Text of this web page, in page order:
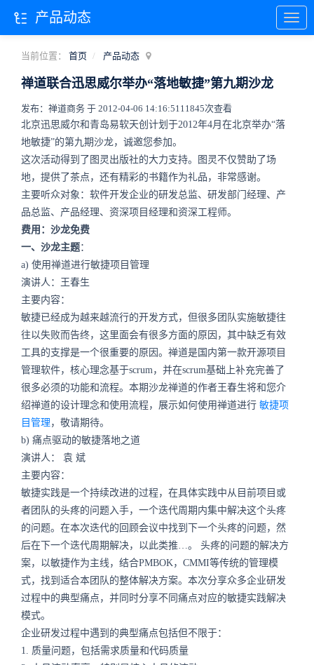
当前位置： 首页 产品动态
禅道联合迅思威尔举办“落地敏捷”第九期沙龙
发布：禅道商务 于 2012-04-06 14:16:5111845次查看
北京迅思威尔和青岛易软天创计划于2012年4月在北京举办“落
地敏捷”的第九期沙龙，诚邀您参加。
这次活动得到了图灵出版社的大力支持。图灵不仅赞助了场
地，提供了茶点，还有精彩的书籍作为礼品，非常感谢。
主要听众对象：软件开发企业的研发总监、研发部门经理、产
品总监、产品经理、资深项目经理和资深工程师。
费用：沙龙免费
一、沙龙主题：
a) 使用禅道进行敏捷项目管理
演讲人：王春生
主要内容：
敏捷已经成为越来越流行的开发方式，但很多团队实施敏捷往
往以失败而告终，这里面会有很多方面的原因，其中缺乏有效
工具的支撑是一个很重要的原因。禅道是国内第一款开源项目
管理软件，核心理念基于scrum，并在scrum基础上补充完善了
很多必须的功能和流程。本期沙龙禅道的作者王春生将和您介
绍禅道的设计理念和使用流程，展示如何使用禅道进行 敏捷项
目管理 ，敬请期待。
b) 痛点驱动的敏捷落地之道
演讲人： 袁 斌
主要内容：
敏捷实践是一个持续改进的过程，在具体实践中从目前项目或
者团队的头疼的问题入手，一个迭代周期内集中解决这个头疼
的问题。在本次迭代的回顾会议中找到下一个头疼的问题，然
后在下一个迭代周期解决，以此类推…。 头疼的问题的解决方
案，以敏捷作为主线，结合PMBOK，CMMI等传统的管理模
式，找到适合本团队的整体解决方案。本次分享众多企业研发
过程中的典型痛点，并同时分享不同痛点对应的敏捷实践解决
模式。
企业研发过程中遇到的典型痛点包括但不限于：
1. 质量问题，包括需求质量和代码质量
产品动态